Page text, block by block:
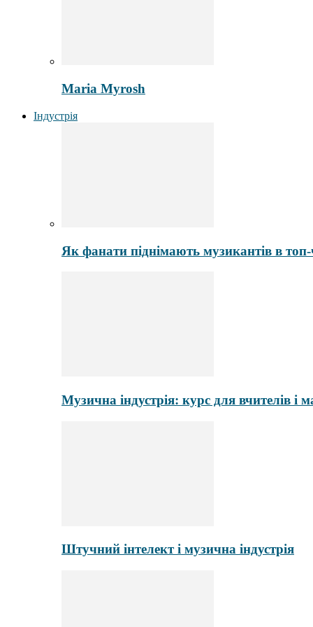
Maria Myrosh
Індустрія
Як фанати піднімають музикантів в
Музична індустрія: курс для вчителів і
Штучний інтелект і музична індустрія